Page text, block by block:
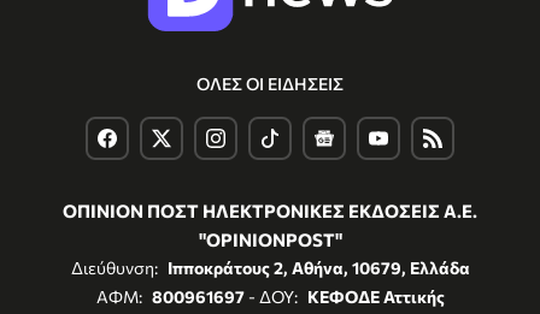
ΟΛΕΣ ΟΙ ΕΙΔΗΣΕΙΣ
ΟΠΙΝΙΟΝ ΠΟΣΤ ΗΛΕΚΤΡΟΝΙΚΕΣ ΕΚΔΟΣΕΙΣ Α.Ε.
"OPINIONPOST"
Διεύθυνση: Ιπποκράτους 2, Αθήνα, 10679, Ελλάδα
ΑΦΜ: 800961697- ΔΟΥ: ΚΕΦΟΔΕ Αττικής